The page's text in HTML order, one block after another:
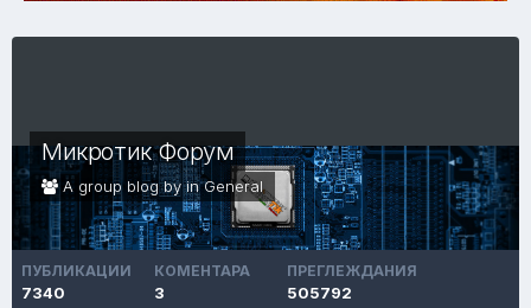
Микротик Форум
A group blog by inGeneral
ПУБЛИКАЦИИ
7340
КОМЕНТАРА
3
ПРЕГЛЕЖДАНИЯ
505792